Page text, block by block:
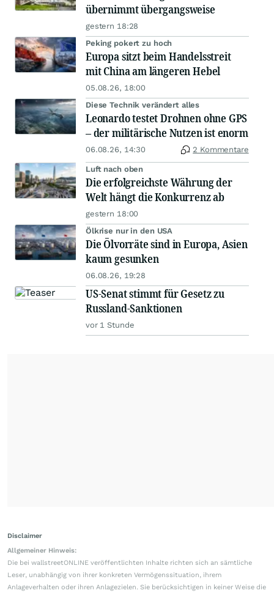
übernimmt übergangsweise
gestern 18:28
Peking pokert zu hoch
Europa sitzt beim Handelsstreit
mit China am längeren Hebel
05.08.26, 18:00
Diese Technik verändert alles
Leonardo testet Drohnen ohne GPS
– der militärische Nutzen ist enorm
06.08.26, 14:30 2 Kommentare
Luft nach oben
Die erfolgreichste Währung der
Welt hängt die Konkurrenz ab
gestern 18:00
Ölkrise nur in den USA
Die Ölvorräte sind in Europa, Asien
kaum gesunken
06.08.26, 19:28
US-Senat stimmt für Gesetz zu
Russland-Sanktionen
vor 1 Stunde
Disclaimer
Allgemeiner Hinweis:
Die bei wallstreetONLINE veröffentlichten Inhalte richten sich an sämtliche
Leser, unabhängig von ihrer konkreten Vermögenssituation, ihrem
Anlageverhalten oder ihren Anlagezielen. Sie berücksichtigen in keiner Weise die